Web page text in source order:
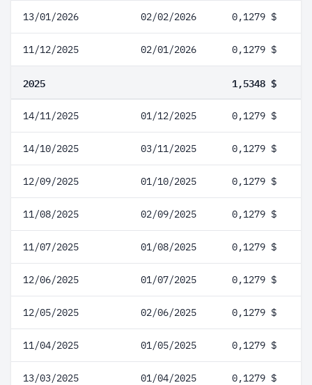
13/01/2026 02/02/2026 0,1279 $
11/12/2025 02/01/2026 0,1279 $
2025 1,5348 $
14/11/2025 01/12/2025 0,1279 $
14/10/2025 03/11/2025 0,1279 $
12/09/2025 01/10/2025 0,1279 $
11/08/2025 02/09/2025 0,1279 $
11/07/2025 01/08/2025 0,1279 $
12/06/2025 01/07/2025 0,1279 $
12/05/2025 02/06/2025 0,1279 $
11/04/2025 01/05/2025 0,1279 $
13/03/2025 01/04/2025 0,1279 $